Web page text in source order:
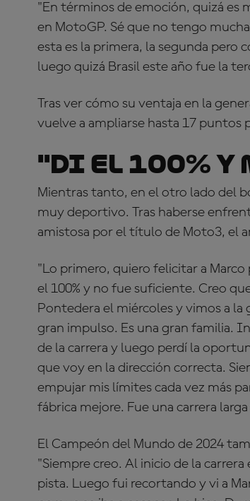
"En términos de emoción, quizá es
en MotoGP. Sé que no tengo
esta es la primera, la segunda pero
luego quizá Brasil este año fue la
Tras ver cómo su ventaja en la
vuelve a ampliarse hasta 17 puntos
"Di el 100%
Mientras tanto, en el otro lado del
muy deportivo. Tras haberse
amistosa por el título de Moto3, el
"Lo primero, quiero felicitar a
el 100% y no fue suficiente. Creo
Pontedera el miércoles y vimos a
gran impulso. Es una gran familia.
de la carrera y luego perdí la
que voy en la dirección correcta.
empujar mis límites cada vez más
fábrica mejore. Fue una carrera
El Campeón del Mundo de 2024
"Siempre creo. Al inicio de la
pista. Luego fui recortando y vi a